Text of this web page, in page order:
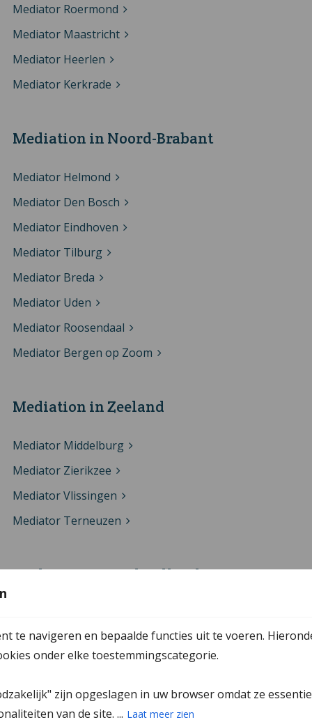
te navigeren en bepaalde functies uit te voeren.
onder elke toestemmingscategorie.
zijn opgeslagen in uw browser omdat ze
van de site. ... Laat meer zien
Mediation in Zuid Holland
Mediator Alphen aan den Rijn
Mediator Rotterdam
Mediator Zoetermeer
Mediator Leiden
Mediation in Zeeland
Mediator Middelburg
Mediator Zierikzee
Mediator Vlissingen
Mediator Terneuzen
Mediation in Noord-Brabant
Mediator Helmond
Mediator Den Bosch
Mediator Eindhoven
Mediator Tilburg
Mediator Breda
Mediator Uden
Mediator Roosendaal
Mediator Bergen op Zoom
Mediator Roermond
Mediator Maastricht
Mediator Heerlen
Mediator Kerkrade